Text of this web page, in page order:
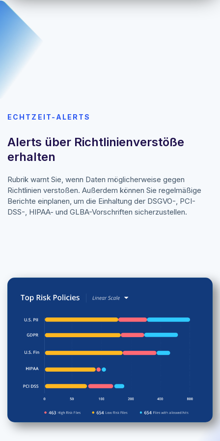
ECHTZEIT-ALERTS
Alerts über Richtlinienverstöße
erhalten
Rubrik warnt Sie, wenn Daten möglicherweise gegen
Richtlinien verstoßen. Außerdem können Sie regelmäßige
Berichte einplanen, um die Einhaltung der DSGVO-, PCI-
DSS-, HIPAA- und GLBA-Vorschriften sicherzustellen.